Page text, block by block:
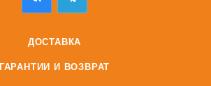
ДОСТАВКА
ГАРАНТИИ И ВОЗВРАТ